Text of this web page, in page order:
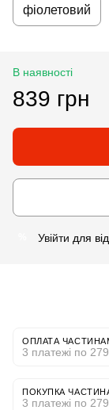
фіолетовий
В наявності
839 грн
Увійти для
ОПЛАТА
3 платежі по
ПОКУПКА
3 платежі по